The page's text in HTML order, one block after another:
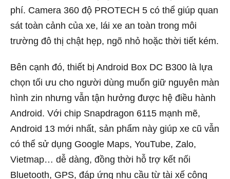
phí. Camera 360 độ PROTECH 5 có thể giúp quan
sát toàn cảnh của xe, lái xe an toàn trong môi
trường đô thị chật hẹp, ngõ nhỏ hoặc thời tiết kém.
Bên cạnh đó, thiết bị Android Box DC B300 là lựa
chọn tối ưu cho người dùng muốn giữ nguyên màn
hình zin nhưng vẫn tận hưởng được hệ điều hành
Android. Với chip Snapdragon 6115 mạnh mẽ,
Android 13 mới nhất, sản phẩm này giúp xe cũ vẫn
có thể sử dụng Google Maps, YouTube, Zalo,
Vietmap… dễ dàng, đồng thời hỗ trợ kết nối
Bluetooth, GPS, đáp ứng nhu cầu từ tài xế công